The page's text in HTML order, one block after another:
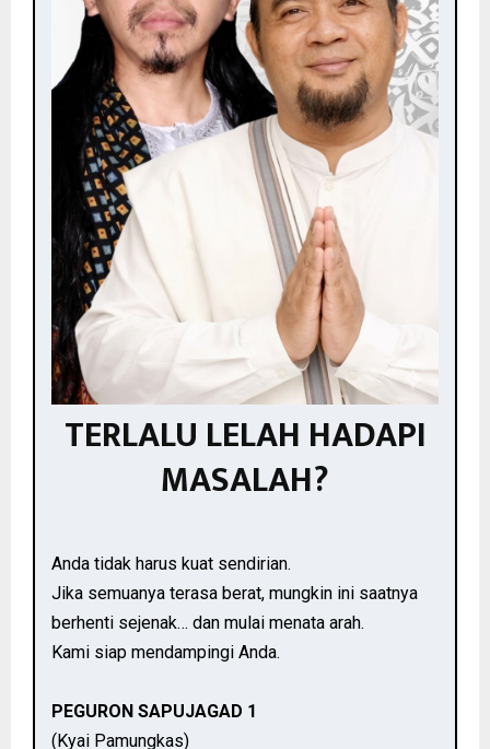
TERLALU LELAH HADAPI
MASALAH?
Anda tidak harus kuat sendirian.
Jika semuanya terasa berat, mungkin ini saatnya
berhenti sejenak… dan mulai menata arah.
Kami siap mendampingi Anda.
PEGURON SAPUJAGAD 1
(Kyai Pamungkas)